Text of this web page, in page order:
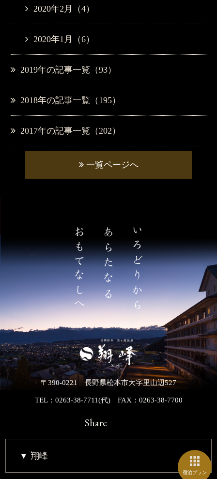
宿泊プラン
2020年2月（4）
2020年1月（6）
2019年の記事一覧（93）
2018年の記事一覧（195）
2017年の記事一覧（202）
一覧ページへ
〒390-0221 長野県松本市大字里山辺527
TEL：0263-38-7711(代)FAX：0263-38-7700
Share
翔峰